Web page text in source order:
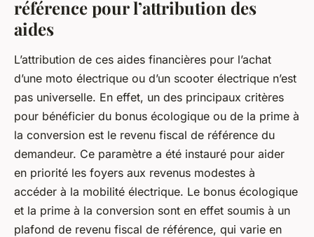
référence pour l’attribution des
aides
L’attribution de ces aides financières pour l’achat
d’une moto électrique ou d’un scooter électrique n’est
pas universelle. En effet, un des principaux critères
pour bénéficier du bonus écologique ou de la prime à
la conversion est le revenu fiscal de référence du
demandeur. Ce paramètre a été instauré pour aider
en priorité les foyers aux revenus modestes à
accéder à la mobilité électrique. Le bonus écologique
et la prime à la conversion sont en effet soumis à un
plafond de revenu fiscal de référence, qui varie en